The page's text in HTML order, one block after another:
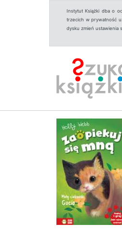
Instytut Książki dba o
trzecich w prywatność
dysku zmień ustawienia